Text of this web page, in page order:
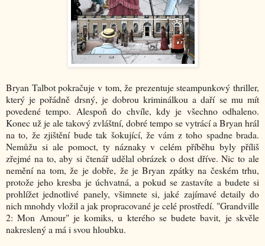
Bryan Talbot pokračuje v tom, že prezentuje steampunkový thriller,
který je pořádně drsný, je dobrou kriminálkou a daří se mu mít
povedené tempo. Alespoň do chvíle, kdy je všechno odhaleno.
Konec už je ale takový zvláštní, dobré tempo se vytrácí a Bryan hrál
na to, že zjištění bude tak šokující, že vám z toho spadne brada.
Nemůžu si ale pomoct, ty náznaky v celém příběhu byly příliš
zřejmé na to, aby si čtenář udělal obrázek o dost dříve. Nic to ale
nemění na tom, že je dobře, že je Bryan zpátky na českém trhu,
protože jeho kresba je úchvatná, a pokud se zastavíte a budete si
prohlížet jednotlivé panely, všimnete si, jaké zajímavé detaily do
nich mnohdy vložil a jak propracované je celé prostředí. "Grandville
2: Mon Amour" je komiks, u kterého se budete bavit, je skvěle
nakreslený a má i svou hloubku.